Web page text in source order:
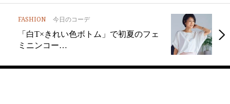
FASHION 今日のコーデ
「白T×きれい色ボトム」で初夏のフェ
ミニンコー…